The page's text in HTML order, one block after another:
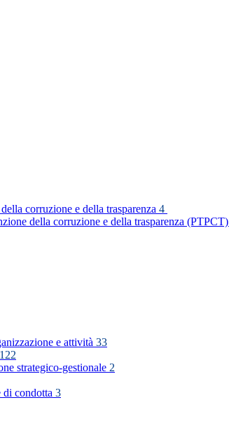
corruzione e della trasparenza 4
della corruzione e della trasparenza (PTPCT)
e attività 33
122
strategico-gestionale 2
di condotta 3